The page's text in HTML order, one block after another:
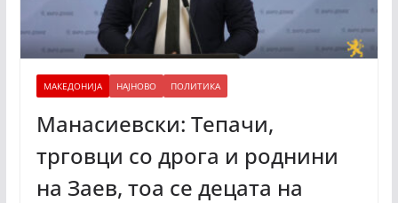
МАКЕДОНИЈА НАЈНОВО ПОЛИТИКА
Манасиевски: Тепачи,
трговци со дрога и роднини
на Заев, тоа се децата на